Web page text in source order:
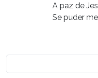
A paz de
Se puder